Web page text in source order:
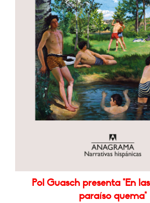
Pol Guasch presenta "En
paraíso quema"